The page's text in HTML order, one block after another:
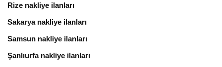
Rize nakliye ilanları
Sakarya nakliye ilanları
Samsun nakliye ilanları
Şanlıurfa nakliye ilanları